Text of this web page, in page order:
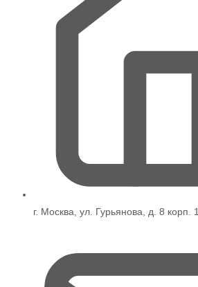
г. Москва, ул. Гурьянова, д. 8 корп. 1